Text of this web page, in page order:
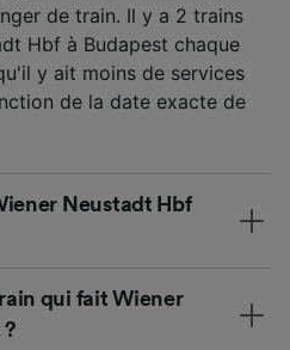
de train. Il y a 2 trains
Hbf à Budapest chaque
y ait moins de services
de la date exacte de
Neustadt Hbf
qui fait Wiener
?